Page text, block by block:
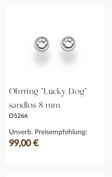
Ohrring "Lucky Dog"
sandlos 8 mm
O5266
Unverb. Preisempfehlung:
99,00 €